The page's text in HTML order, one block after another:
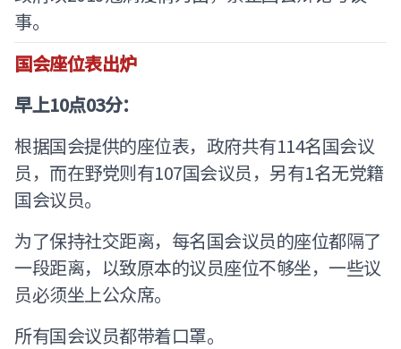
事。
国会座位表出炉
早上10点03分：
根据国会提供的座位表，政府共有114名国会议
员，而在野党则有107国会议员，另有1名无党籍
国会议员。
为了保持社交距离，每名国会议员的座位都隔了
一段距离，以致原本的议员座位不够坐，一些议
员必须坐上公众席。
所有国会议员都带着口罩。